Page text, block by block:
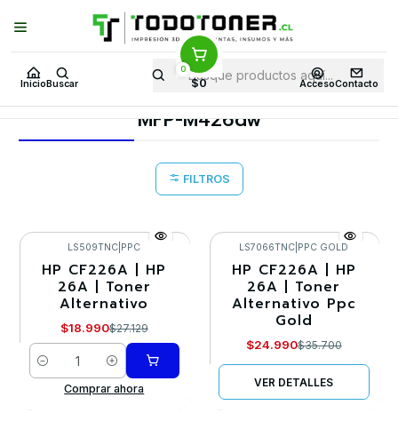
Inicio Buscar
0
$0 AccesoContacto
Puedes Elegir: Comprar enTienda· Despachoa Todo Chile · Retiro en
Tienda en24 Horas
Inicio Toner y tambor Toner Alternativo HP Equipos HP
MFP-M426dw
MFP-M426dw
FILTROS
-30%
LS509TNC PPC
HP CF226A | HP
26A | Toner
Alternativo
$18.990$27.129
Cantidad
Comprar ahora
-30%
Agotado
LS7066TNC PPC GOLD
HP CF226A | HP
26A | Toner
Alternativo Ppc
Gold
$24.990$35.700
VER DETALLES